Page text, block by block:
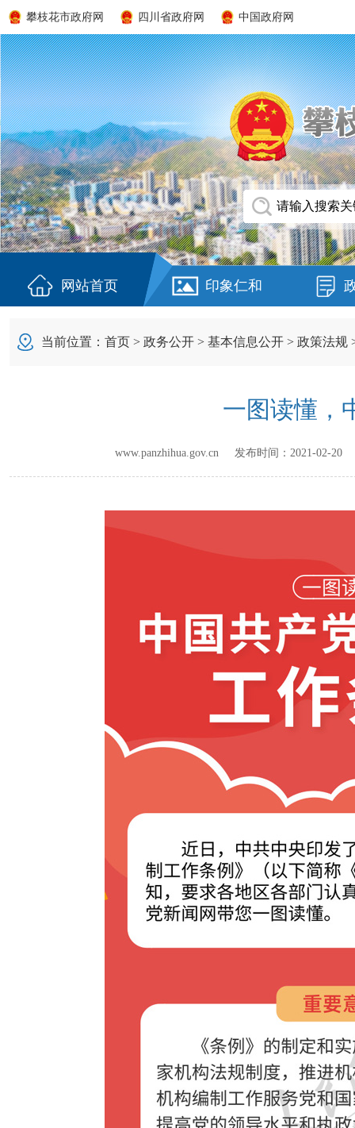
攀枝花市政府网 四川省政府网 中国政府网
网站首页 印象仁和
当前位置： 首页 > 政务公开 > 基本信息公开 > 政策法规
一图读懂，
www.panzhihua.gov.cn 发布时间： 2021-02-20